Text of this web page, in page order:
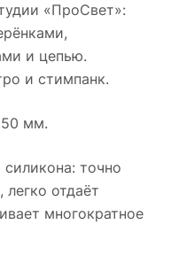
«ПроСвет»:
и цепью.
и стимпанк.
мм.
точно
отдаёт
многократное